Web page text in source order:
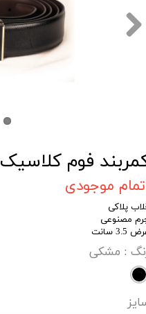
فوم کلاسیک
موجودی
پلاکی
مصنوعی
3.5 سانت
: مشکی